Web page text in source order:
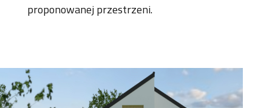
proponowanej przestrzeni.